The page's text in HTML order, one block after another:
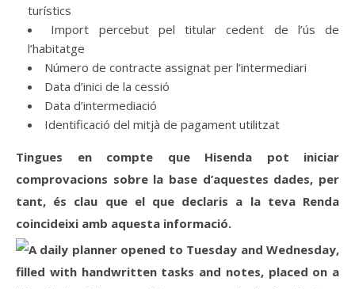
turístics
Import percebut pel titular cedent de l’ús de
l’habitatge
Número de contracte assignat per l’intermediari
Data d’inici de la cessió
Data d’intermediació
Identificació del mitjà de pagament utilitzat
Tingues en compte que Hisenda pot iniciar
comprovacions sobre la base d’aquestes dades, per
tant, és clau que el que declaris a la teva Renda
coincideixi amb aquesta informació.